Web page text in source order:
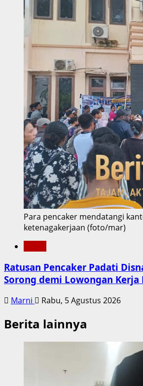
Para pencaker mendatangi
ketenagakerjaan (foto/mar)
Ratusan Pencaker Padati
Sorong demi Lowongan
Marni Rabu, 5 Agustus 2026
Berita lainnya